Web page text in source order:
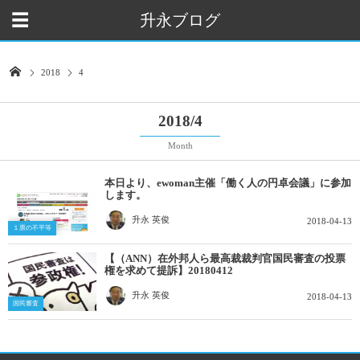
升永ブログ
2018 4
2018/4
Month
１票の不平等
本日より、ewoman主催「働く人の円卓会議」に参加
します。
升永 英俊 2018-04-13
国民審査
【（ANN）在外邦人ら最高裁裁判官国民審査の投票
権を求めて提訴】20180412
升永 英俊 2018-04-13